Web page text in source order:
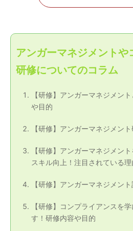
アンガーマネジメントや
研修についてのコラム
【研修】アンガーマネジメン
や目的
【研修】アンガーマネジメン
【研修】アンガーマネジメン
スキル向上！注目されている
【研修】アンガーマネジメン
【研修】コンプライアンスを
す！研修内容や目的